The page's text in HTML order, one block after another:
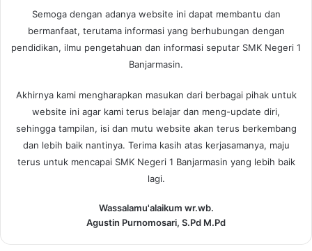
Semoga dengan adanya website ini dapat membantu dan
bermanfaat, terutama informasi yang berhubungan dengan
pendidikan, ilmu pengetahuan dan informasi seputar SMK Negeri 1
Banjarmasin.
Akhirnya kami mengharapkan masukan dari berbagai pihak untuk
website ini agar kami terus belajar dan meng-update diri,
sehingga tampilan, isi dan mutu website akan terus berkembang
dan lebih baik nantinya. Terima kasih atas kerjasamanya, maju
terus untuk mencapai SMK Negeri 1 Banjarmasin yang lebih baik
lagi.
Wassalamu'alaikum wr.wb.
Agustin Purnomosari, S.Pd M.Pd